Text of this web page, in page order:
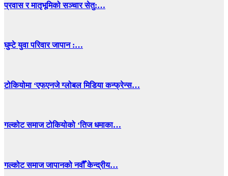
प्रवास र मातृभूमिको सञ्चार सेतु:…
घुम्टे युवा परिवार जापान :…
टोकियोमा ‘एफएनजे ग्लोबल मिडिया कन्फ्रेन्स…
गल्कोट समाज टोकियोको ‘तिज धमाका…
गल्कोट समाज जापानको नवौँ केन्द्रीय…